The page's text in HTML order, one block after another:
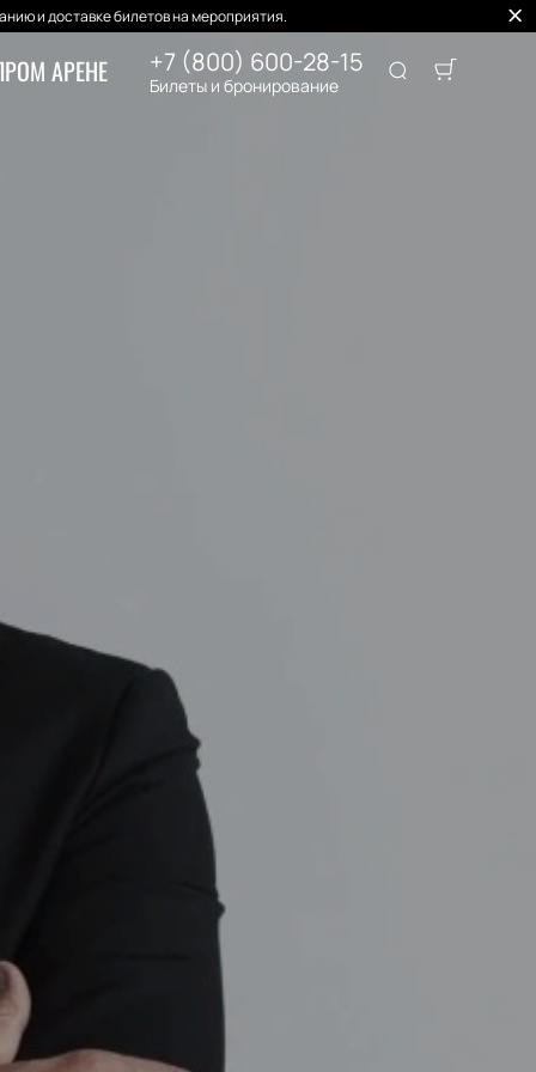
и доставке билетов на мероприятия.
АРЕНЕ +7 (800) 600-28-15
Билеты и бронирование